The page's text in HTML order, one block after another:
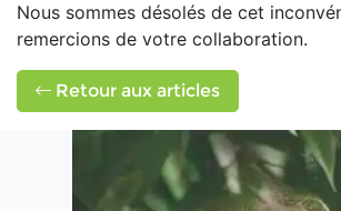
Nous sommes désolés de cet
remercions de votre collaboration.
Retour aux articles